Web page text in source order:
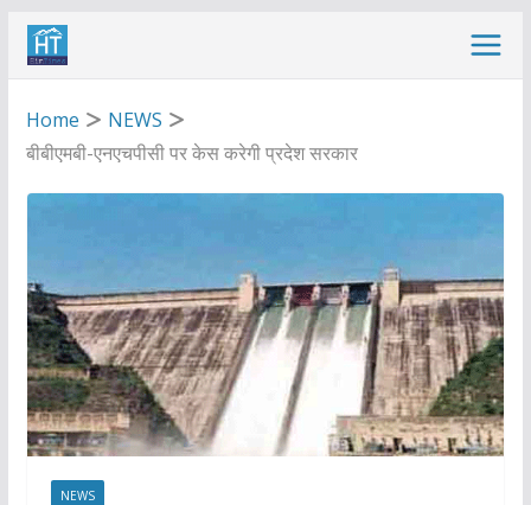
Skip
Home
NEWS
बीबीएमबी-एनएचपीसी पर केस करेगी प्रदेश सरकार
NEWS